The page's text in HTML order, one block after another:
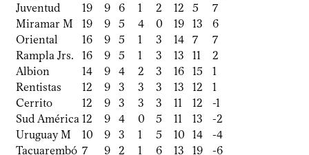
Juventud
19 9 6 1 2 12 5
7
Miramar M
19 9 5 4 0 19 13
6
Oriental
16 9 5 1 3 14 7
7
Rampla Jrs.
16 9 5 1 3 13 11
2
Albion
14 9 4 2 3 16 15
1
Rentistas
12 9 3 3 3 13 12
1
Cerrito
12 9 3 3 3 11 12
-1
Sud América 12 9 4 0 5 11 13
-2
Uruguay M
10 9 3 1 5 10 14
-4
Tacuarembó 7 9 2 1 6 13 19 -6